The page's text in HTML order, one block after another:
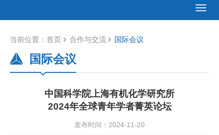
当前位置： 首页 合作与交流 国际会议
国际会议
中国科学院上海有机化学研究所
2024年全球青年学者菁英论坛
发布时间：2024-11-20